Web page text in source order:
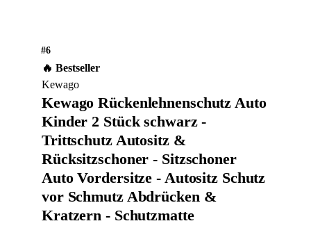
#6
🔥 Bestseller
Kewago
Kewago Rückenlehnenschutz Auto
Kinder 2 Stück schwarz -
Trittschutz Autositz &
Rücksitzschoner - Sitzschoner
Auto Vordersitze - Autositz Schutz
vor Schmutz Abdrücken &
Kratzern - Schutzmatte